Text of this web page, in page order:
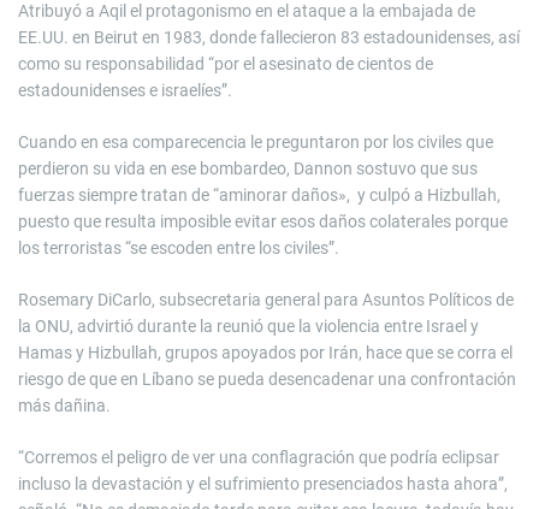
Atribuyó a Aqil el protagonismo en el ataque a la embajada de
EE.UU. en Beirut en 1983, donde fallecieron 83 estadounidenses, así
como su responsabilidad “por el asesinato de cientos de
estadounidenses e israelíes”.
Cuando en esa comparecencia le preguntaron por los civiles que
perdieron su vida en ese bombardeo, Dannon sostuvo que sus
fuerzas siempre tratan de “aminorar daños», y culpó a Hizbullah,
puesto que resulta imposible evitar esos daños colaterales porque
los terroristas “se escoden entre los civiles”.
Rosemary DiCarlo, subsecretaria general para Asuntos Políticos de
la ONU, advirtió durante la reunió que la violencia entre Israel y
Hamas y Hizbullah, grupos apoyados por Irán, hace que se corra el
riesgo de que en Líbano se pueda desencadenar una confrontación
más dañina.
“Corremos el peligro de ver una conflagración que podría eclipsar
incluso la devastación y el sufrimiento presenciados hasta ahora”,